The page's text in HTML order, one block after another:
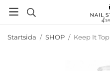
Startsida / SHOP / Keep It Top